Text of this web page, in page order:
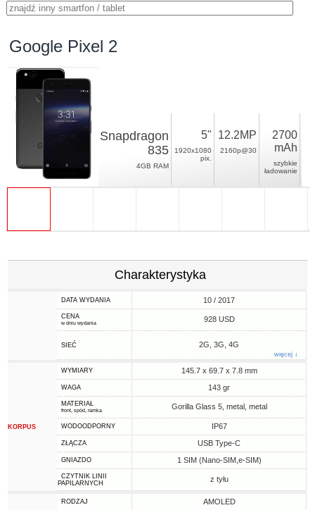
Google Pixel 2
Snapdragon
835
4GB RAM
5"
1920x1080
pix.
12.2MP
2160p@30
2700
mAh
szybkie
ładowanie
Charakterystyka
DATA WYDANIA 10 / 2017
CENA
w dniu wydania 928 USD
SIEĆ 2G, 3G, 4G
więcej ↓
KORPUS
WYMIARY 145.7 x 69.7 x 7.8 mm
WAGA 143 gr
MATERIAŁ
front, spód, ramka Gorilla Glass 5, metal, metal
WODOODPORNY IP67
ZŁĄCZA USB Type-C
GNIAZDO 1 SIM (Nano-SIM,e-SIM)
CZYTNIK LINII
PAPILARNYCH
z tyłu
RODZAJ AMOLED